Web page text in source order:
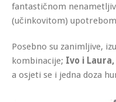
fantastičnom
(učinkovitom)
Posebno su zanimljive,
kombinacije; Ivo i
a osjeti se i jedna doza